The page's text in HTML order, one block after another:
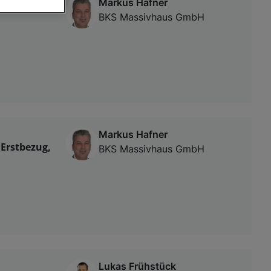
BKS Massivhaus GmbH
Markus Hafner
BKS Massivhaus GmbH
Lukas Frühstück
oder Zugriff